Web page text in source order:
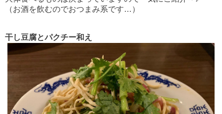
（お酒を飲むのでおつまみ系です…）
干し豆腐とパクチー和え